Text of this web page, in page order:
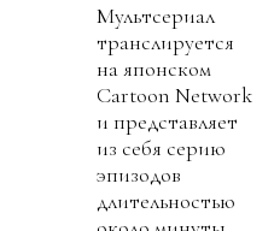
Мультсериал
транслируется
на японском
Cartoon Network
и представляет
из себя серию
эпизодов
длительностью